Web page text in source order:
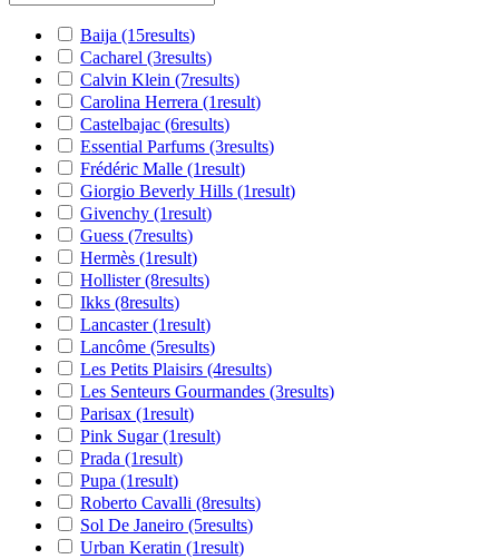
Baija (15results)
Cacharel (3results)
Calvin Klein (7results)
Carolina Herrera (1result)
Castelbajac (6results)
Essential Parfums (3results)
Frédéric Malle (1result)
Giorgio Beverly Hills (1result)
Givenchy (1result)
Guess (7results)
Hermès (1result)
Hollister(8results)
Ikks (8results)
Lancaster(1result)
Lancôme (5results)
Les Petits Plaisirs (4results)
Les Senteurs Gourmandes (3results)
Parisax (1result)
Pink Sugar(1result)
Prada (1result)
Pupa (1result)
Roberto Cavalli (8results)
Sol De Janeiro (5results)
Urban Keratin (1result)